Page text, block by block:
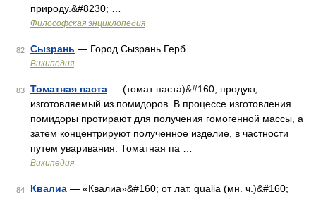
природу.&#8230; …
Философская энциклопедия
82 Сызрань — Город Сызрань Герб …
Википедия
83 Томатная паста — (томат паста)&#160; продукт,
изготовляемый из помидоров. В процессе изготовления
помидоры протирают для получения гомогенной массы, а
затем концентрируют полученное изделие, в частности
путем уваривания. Томатная па …
Википедия
84 Квалиа — «Квалиа»&#160; от лат. qualia (мн. ч.)&#160;